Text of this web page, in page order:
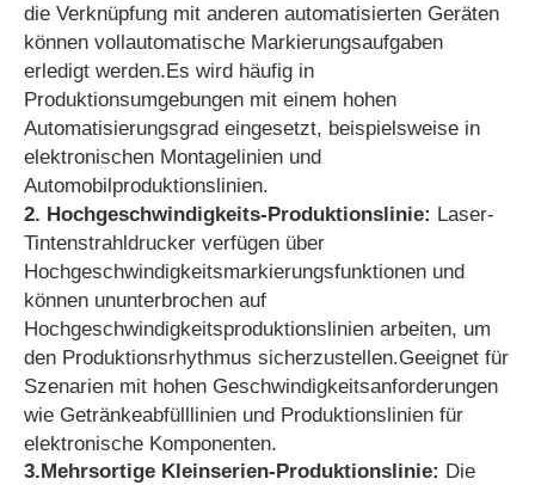
die Verknüpfung mit anderen automatisierten Geräten
können vollautomatische Markierungsaufgaben
erledigt werden.Es wird häufig in
Produktionsumgebungen mit einem hohen
Automatisierungsgrad eingesetzt, beispielsweise in
elektronischen Montagelinien und
Automobilproduktionslinien.
2. Hochgeschwindigkeits-Produktionslinie: Laser-
Tintenstrahldrucker verfügen über
Hochgeschwindigkeitsmarkierungsfunktionen und
können ununterbrochen auf
Hochgeschwindigkeitsproduktionslinien arbeiten, um
den Produktionsrhythmus sicherzustellen.Geeignet für
Szenarien mit hohen Geschwindigkeitsanforderungen
wie Getränkeabfülllinien und Produktionslinien für
elektronische Komponenten.
3.Mehrsortige Kleinserien-Produktionslinie: Die